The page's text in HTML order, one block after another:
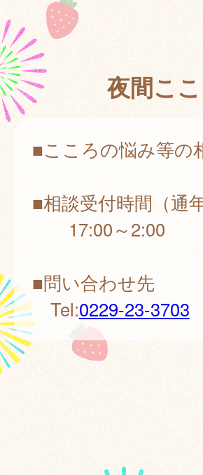
夜間こ
■こころの悩み等の
■相談受付時間（通年
17:00～2:00
■問い合わせ先
Tel:0229-23-3703